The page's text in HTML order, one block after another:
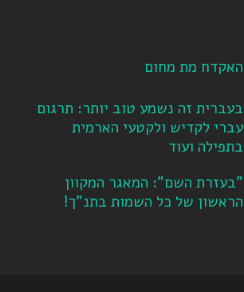
האקדח מת מחום
בעברית זה נשמע טוב יותר: תרגום
עברי לקדיש ולקטעי הארמית
בתפילה ועוד
"בעזרת השם": המאגר המקוון
הראשון של כל השמות בתנ"ך!